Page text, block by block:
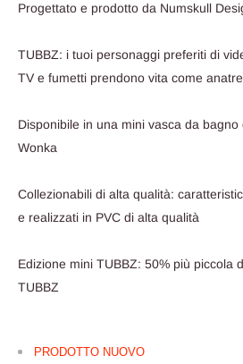
Progettato e prodotto da Numskull
TUBBZ: i tuoi personaggi preferiti di
TV e fumetti prendono vita come
Disponibile in una mini vasca da
Wonka
Collezionabili di alta qualità:
e realizzati in PVC di alta qualità
Edizione mini TUBBZ: 50% più piccola
TUBBZ
PRODOTTO NUOVO